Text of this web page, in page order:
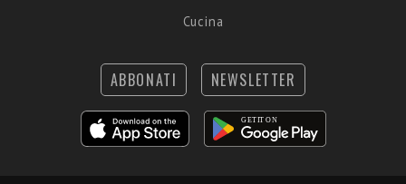
Cucina
ABBONATI NEWSLETTER